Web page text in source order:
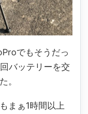
でもそうだっ
バッテリーを交
。
まぁ1時間以上